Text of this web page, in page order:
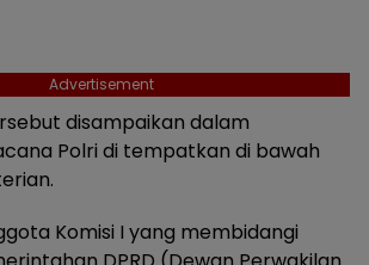
Advertisement
disampaikan dalam
Polri di tempatkan di bawah
Komisi I yang membidangi